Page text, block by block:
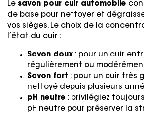
Le savon pour cuir automobile
de base pour nettoyer et
vos sièges. Le choix de la
l’état du cuir :
Savon doux: pour un cuir
régulièrement ou
Savon fort : pour un cuir très
nettoyé depuis plusieurs
pH neutre : privilégiez
pH neutre pour préserver la